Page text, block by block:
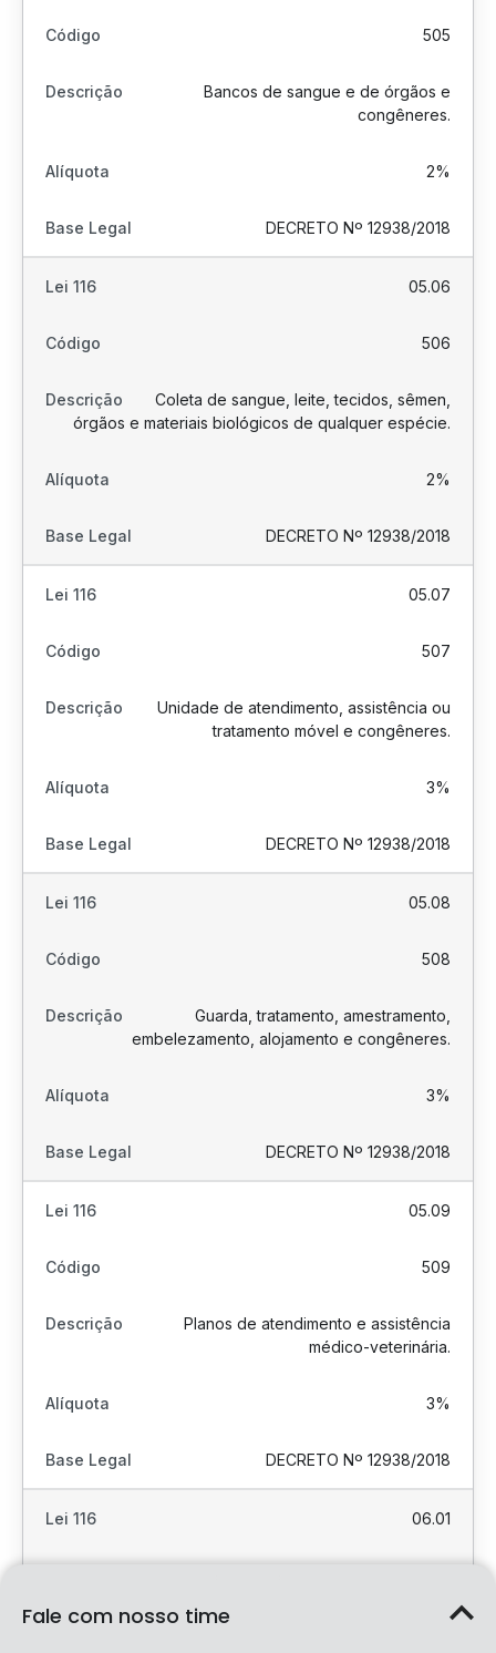
505
Bancos de sangue e de órgãos e
congêneres.
2%
DECRETO Nº 12938/2018
05.06
506
Coleta de sangue, leite, tecidos, sêmen,
órgãos e materiais biológicos de qualquer espécie.
2%
DECRETO Nº 12938/2018
05.07
507
Unidade de atendimento, assistência ou
tratamento móvel e congêneres.
3%
DECRETO Nº 12938/2018
05.08
508
Guarda, tratamento, amestramento,
embelezamento, alojamento e congêneres.
3%
DECRETO Nº 12938/2018
05.09
509
Planos de atendimento e assistência
médico-veterinária.
3%
DECRETO Nº 12938/2018
06.01
Fale com nosso time